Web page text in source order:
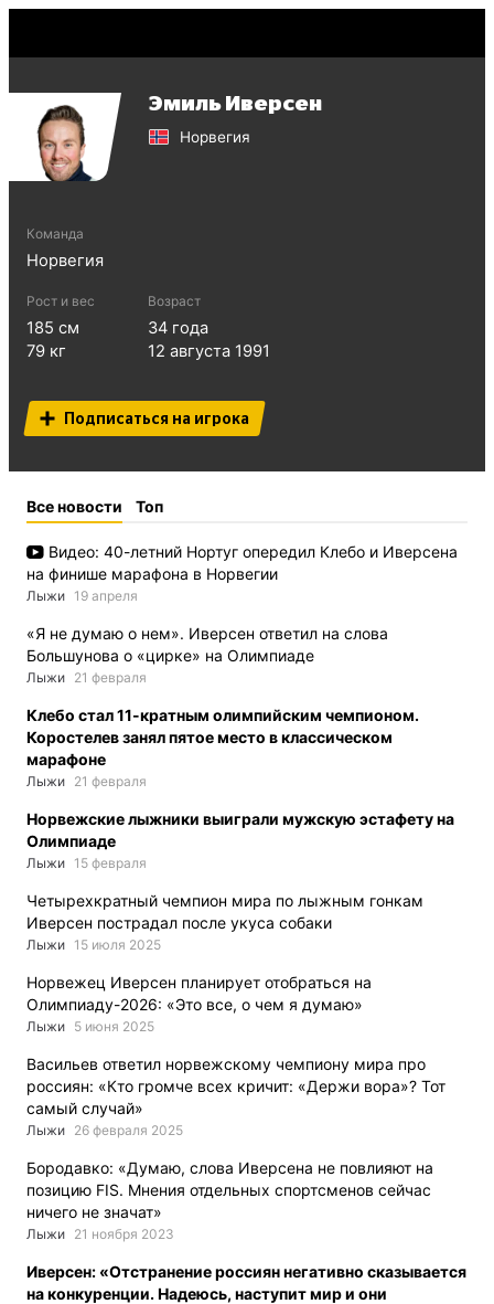
Эмиль Иверсен
Норвегия
Команда
Норвегия
Рост и вес
185 см
79 кг
Возраст
34 года
12 августа 1991
Подписаться на игрока
Все новости Топ
Видео: 40-летний Нортуг опередил Клебо и Иверсена
на финише марафона в Норвегии
Лыжи 19 апреля
«Я не думаю о нем». Иверсен ответил на слова
Большунова о «цирке» на Олимпиаде
Лыжи 21 февраля
Клебо стал 11-кратным олимпийским чемпионом.
Коростелев занял пятое место в классическом
марафоне
Лыжи 21 февраля
Норвежские лыжники выиграли мужскую эстафету на
Олимпиаде
Лыжи 15 февраля
Четырехкратный чемпион мира по лыжным гонкам
Иверсен пострадал после укуса собаки
Лыжи 15 июля 2025
Норвежец Иверсен планирует отобраться на
Олимпиаду-2026: «Это все, о чем я думаю»
Лыжи 5 июня 2025
Васильев ответил норвежскому чемпиону мира про
россиян: «Кто громче всех кричит: «Держи вора»? Тот
самый случай»
Лыжи 26 февраля 2025
Бородавко: «Думаю, слова Иверсена не повлияют на
позицию FIS. Мнения отдельных спортсменов сейчас
ничего не значат»
Лыжи 21 ноября 2023
Иверсен: «Отстранение россиян негативно сказывается
на конкуренции. Надеюсь, наступит мир и они